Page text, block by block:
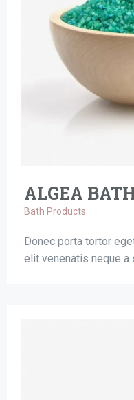
ALGEA
Bath Products
Donec porta tortor
elit venenatis neque a